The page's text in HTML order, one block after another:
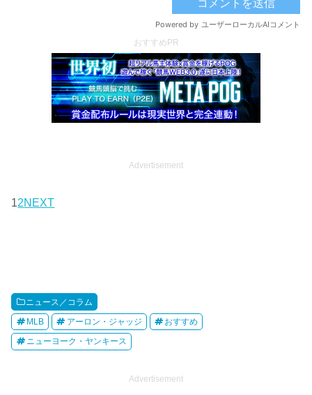
おすすめPR
Advertisement
12NEXT
ニュース／コラム
MLB アーロン・ジャッジ おすすめ
ニューヨーク・ヤンキース
Advertisement